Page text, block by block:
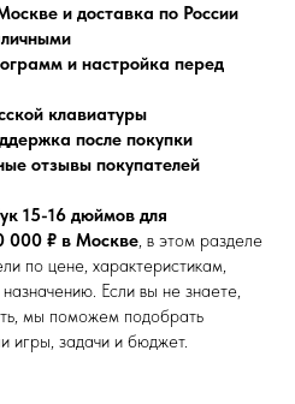
и доставка по России
и настройка перед
клавиатуры
после покупки
отзывы покупателей
15-16 дюймов для
000 ₽ в Москве, в этом разделе
по цене, характеристикам,
Если вы не знаете,
мы поможем подобрать
игры, задачи и бюджет.